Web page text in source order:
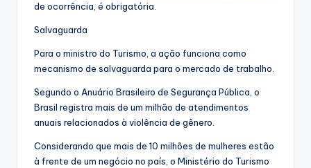
de ocorrência, é obrigatória.
Salvaguarda
Para o ministro do Turismo, a ação funciona como
mecanismo de salvaguarda para o mercado de trabalho.
Segundo o Anuário Brasileiro de Segurança Pública, o
Brasil registra mais de um milhão de atendimentos
anuais relacionados à violência de gênero.
Considerando que mais de 10 milhões de mulheres estão
à frente de um negócio no país, o Ministério do Turismo